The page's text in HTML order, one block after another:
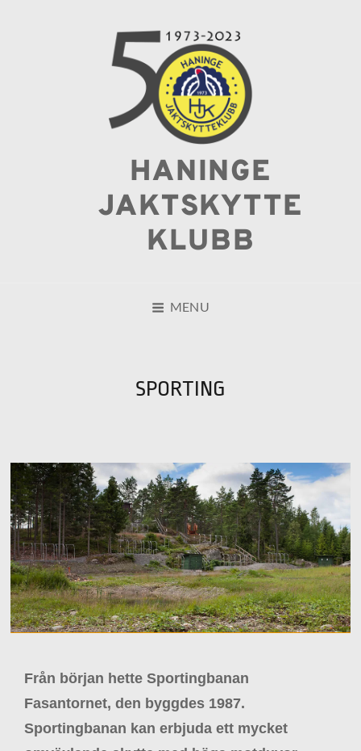
HANINGE
JAKTSKYTTE
KLUBB
MENU
SPORTING
Från början hette Sportingbanan
Fasantornet, den byggdes 1987.
Sportingbanan kan erbjuda ett mycket